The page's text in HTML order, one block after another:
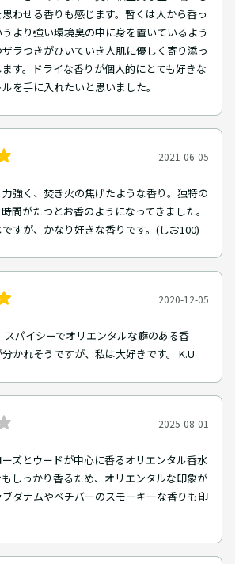
わせる香りも感じます。暫くは人から香っ
より強い環境臭の中に身を置いているよう
ラつきがひいていき人肌に優しく寄り添っ
す。ドライな香りが個人的にとても好きな
を手に入れたいと思いました。
2021-06-05
強く、焚き火の焦げたような香り。独特の
間がたつとお香のようになってきました。
すが、かなり好きな香りです。(しお100)
2020-12-05
スパイシーでオリエンタルな癖のある香
かれそうですが、私は大好きです。 K.U
2025-08-01
ーズとウードが中心に香るオリエンタル香水
しっかり香るため、オリエンタルな印象が
ダナムやベチバーのスモーキーな香りも印